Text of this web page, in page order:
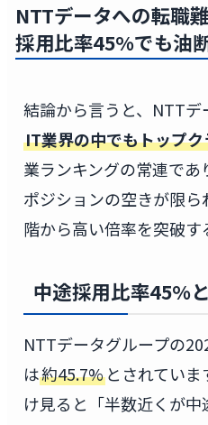
NTTデータへの転職
採用比率45%でも油
結論から言うと、NTT
IT業界の中でもトップク
業ランキングの常連で
ポジションの空きが限
階から高い倍率を突破す
中途採用比率45%
NTTデータグループの
は約45.7%とされてい
け見ると「半数近くが